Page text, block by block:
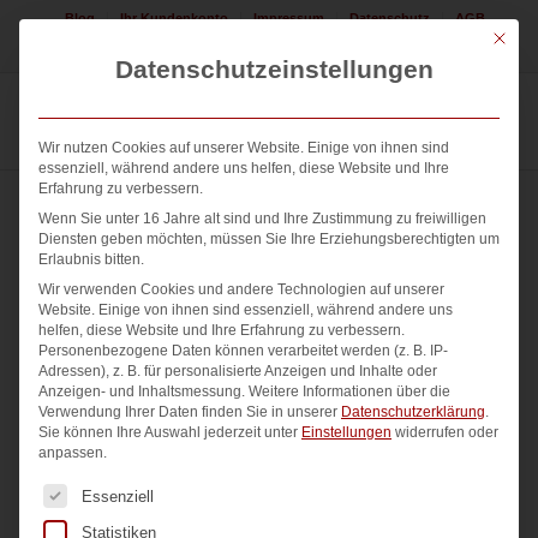
Blog Ihr Kundenkonto Impressum Datenschutz AGB
Mit
Datenschutzeinstellungen
Wir nutzen Cookies auf unserer Website. Einige von ihnen sind
essenziell, während andere uns helfen, diese Website und Ihre
Erfahrung zu verbessern.
Wenn Sie unter 16 Jahre alt sind und Ihre Zustimmung zu freiwilligen
Diensten geben möchten, müssen Sie Ihre Erziehungsberechtigten um
Erlaubnis bitten.
Wir verwenden Cookies und andere Technologien auf unserer
Website. Einige von ihnen sind essenziell, während andere uns
helfen, diese Website und Ihre Erfahrung zu verbessern.
Personenbezogene Daten können verarbeitet werden (z. B. IP-
Adressen), z. B. für personalisierte Anzeigen und Inhalte oder
Anzeigen- und Inhaltsmessung. Weitere Informationen über die
Verwendung Ihrer Daten finden Sie in unserer Datenschutzerklärung.
Sie können Ihre Auswahl jederzeit unter Einstellungen widerrufen oder
anpassen.
Es folgt eine Liste der Service-Gruppen, für die eine
Essenziell
Statistiken